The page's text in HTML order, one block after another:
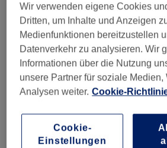
Salonbewertungen
4,5
Ambiente
Sauberkeit
Wir verwenden eigene Cookies
Dritten, um Inhalte und Anzeigen
Medienfunktionen bereitzustellen
Datenverkehr zu analysieren. Wir
Informationen über die Nutzung
unsere Partner für soziale Medien,
Analysen weiter. Cookie-
Cookie-
Einstellungen